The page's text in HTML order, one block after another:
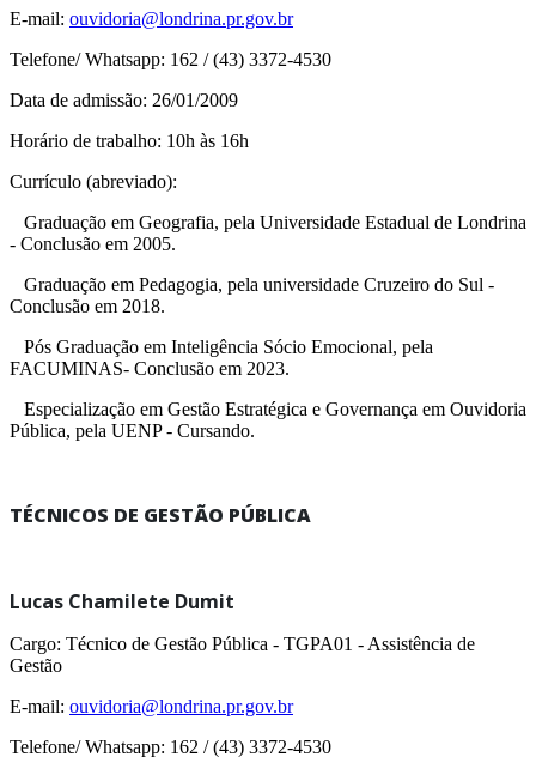
E-mail: ouvidoria@londrina.pr.gov.br
Telefone/ Whatsapp: 162 / (43) 3372-4530
Data de admissão: 26/01/2009
Horário de trabalho: 10h às 16h
Currículo (abreviado):
Graduação em Geografia, pela Universidade Estadual de Londrina
- Conclusão em 2005.
Graduação em Pedagogia, pela universidade Cruzeiro do Sul -
Conclusão em 2018.
Pós Graduação em Inteligência Sócio Emocional, pela
FACUMINAS- Conclusão em 2023.
Especialização em Gestão Estratégica e Governança em Ouvidoria
Pública, pela UENP - Cursando.
TÉCNICOS DE GESTÃO PÚBLICA
Lucas Chamilete Dumit
Cargo: Técnico de Gestão Pública - TGPA01 - Assistência de
Gestão
E-mail: ouvidoria@londrina.pr.gov.br
Telefone/ Whatsapp: 162 / (43) 3372-4530